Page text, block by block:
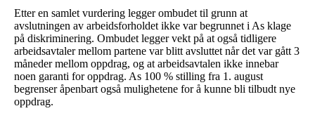
Etter en samlet vurdering legger ombudet til grunn at
avslutningen av arbeidsforholdet ikke var begrunnet i As klage
på diskriminering. Ombudet legger vekt på at også tidligere
arbeidsavtaler mellom partene var blitt avsluttet når det var gått 3
måneder mellom oppdrag, og at arbeidsavtalen ikke innebar
noen garanti for oppdrag. As 100 % stilling fra 1. august
begrenser åpenbart også mulighetene for å kunne bli tilbudt nye
oppdrag.